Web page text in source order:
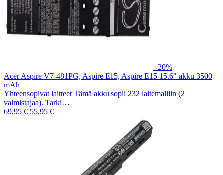
-20%
Acer Aspire V7-481PG, Aspire E15, Aspire E15 15.6" akku 3500
mAh
Yhteensopivat laitteet Tämä akku sopii 232 laitemalliin (2
valmistajaa). Tarki…
69,95 € 55,95 €